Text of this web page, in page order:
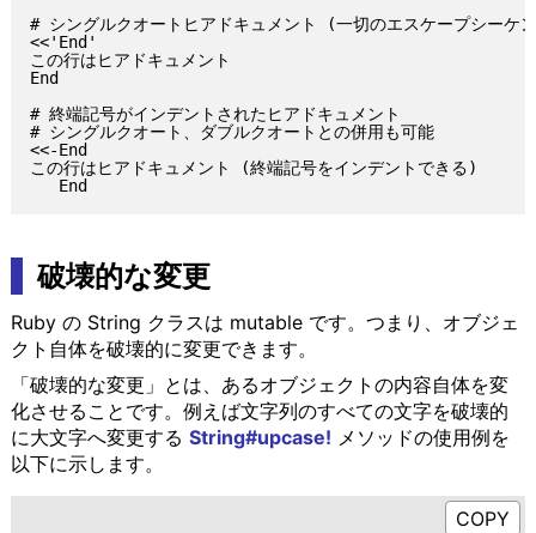
# シングルクオートヒアドキュメント (一切のエスケープシーケ
<<'End'
この行はヒアドキュメント
End
# 終端記号がインデントされたヒアドキュメント
# シングルクオート、ダブルクオートとの併用も可能
<<-End
この行はヒアドキュメント (終端記号をインデントできる)
破壊的な変更
Ruby の String クラスは mutable です。つまり、オブジェ
クト自体を破壊的に変更できます。
「破壊的な変更」とは、あるオブジェクトの内容自体を変
化させることです。例えば文字列のすべての文字を破壊的
に大文字へ変更する String#upcase! メソッドの使用例を
以下に示します。